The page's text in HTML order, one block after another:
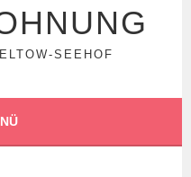
SEEHOF